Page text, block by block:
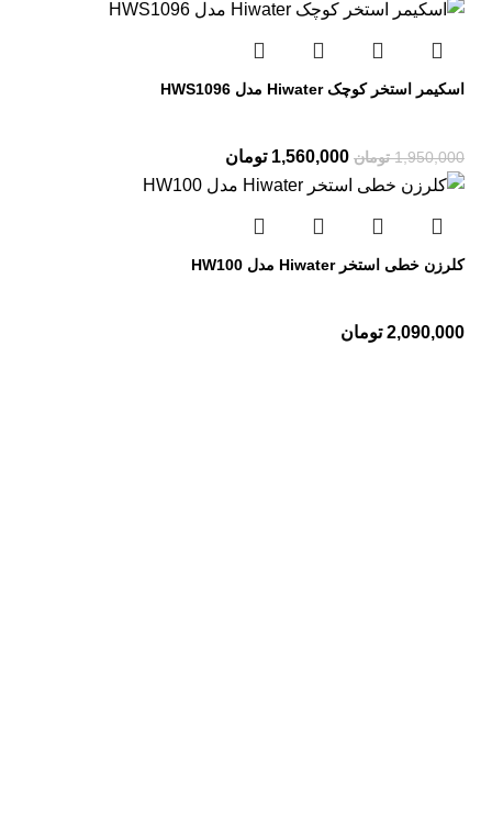
اسکیمر استخر کوچک Hiwater مدل HWS1096
1,950,000 تومان 1,560,000 تومان
کلرزن خطی استخر Hiwater مدل HW100
2,090,000 تومان